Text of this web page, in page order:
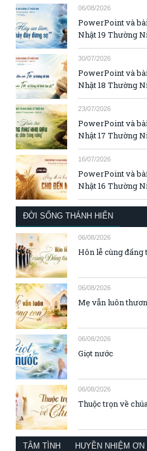
06/08/2026
PowerPoint và
Nhật 19 Thường
30/07/2026
PowerPoint và
Nhật 18 Thường
23/07/2026
PowerPoint và
Nhật 17 Thường
16/07/2026
PowerPoint và
Nhật 16 Thường
ĐỜI SỐNG THÁNH HIẾN
06/08/2026
Hôn lễ cùng đấng
06/08/2026
Mẹ vẫn luôn
06/08/2026
Giọt nước
06/08/2026
Thuộc trọn về
TÂM TÌNH HUYỀN NHIỆM ƠN